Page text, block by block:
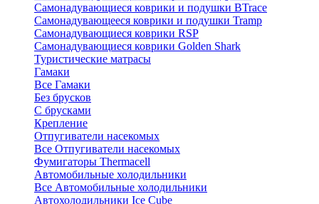
Самонадувающиеся коврики и подушки BTrace
Самонадувающееся коврики и подушки Tramp
Самонадувающиеся коврики RSP
Самонадувающиеся коврики Golden Shark
Туристические матрасы
Гамаки
Все Гамаки
Без брусков
С брусками
Крепление
Отпугиватели насекомых
Все Отпугиватели насекомых
Фумигаторы Thermacell
Автомобильные холодильники
Все Автомобильные холодильники
Автохолодильники Ice Cube